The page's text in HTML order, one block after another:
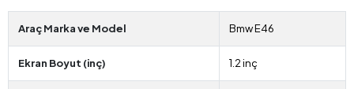
Araç Marka ve Model Bmw E46
Ekran Boyut (inç) 1.2 inç